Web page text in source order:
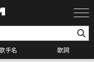
手名 歌詞